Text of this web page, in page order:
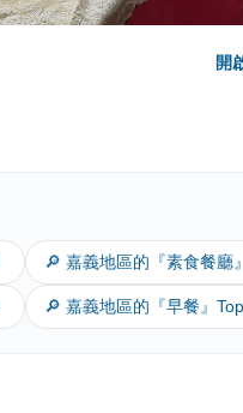
開
🔎 嘉義地區的『素食餐廳
🔎 嘉義地區的『早餐』